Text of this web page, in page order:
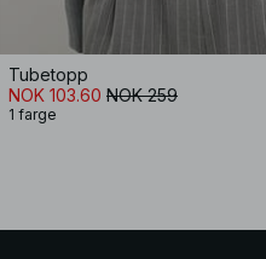
Tubetopp
NOK 103.60 NOK 259
1 farge